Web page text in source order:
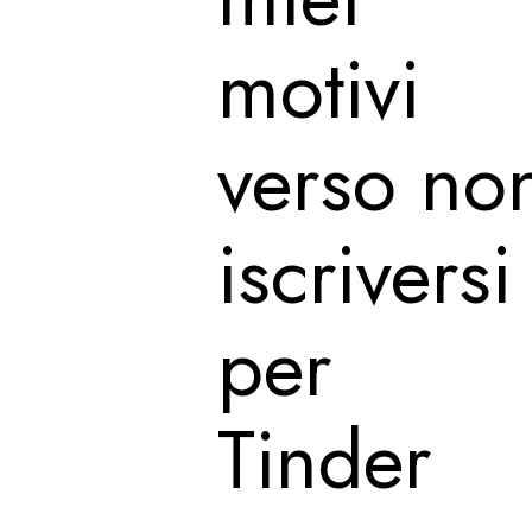
motivi
verso
iscriversi
per
Tinder